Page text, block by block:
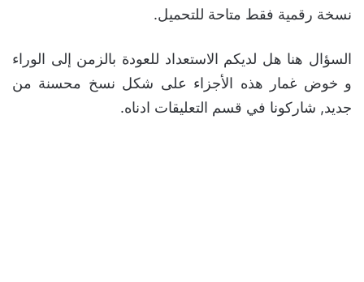
نسخة رقمية فقط متاحة للتحميل.
السؤال هنا هل لديكم الاستعداد للعودة بالزمن إلى الوراء
و خوض غمار هذه الأجزاء على شكل نسخ محسنة من
جديد, شاركونا في قسم التعليقات ادناه.